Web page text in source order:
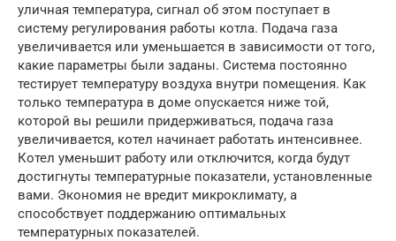
уличная температура, сигнал об этом поступает в
систему регулирования работы котла. Подача газа
увеличивается или уменьшается в зависимости от того,
какие параметры были заданы. Система постоянно
тестирует температуру воздуха внутри помещения. Как
только температура в доме опускается ниже той,
которой вы решили придерживаться, подача газа
увеличивается, котел начинает работать интенсивнее.
Котел уменьшит работу или отключится, когда будут
достигнуты температурные показатели, установленные
вами. Экономия не вредит микроклимату, а
способствует поддержанию оптимальных
температурных показателей.